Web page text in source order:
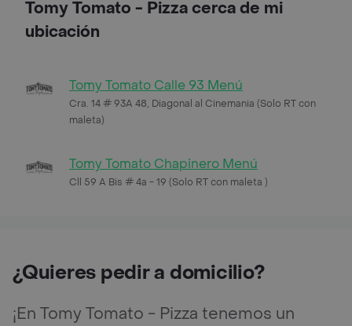
Tomy Tomato - Pizza cerca de mi
ubicación
Tomy Tomato Calle 93 Menú
Cra. 14 # 93A 48, Diagonal al Cinemania (Solo RT con
maleta)
Tomy Tomato Chapinero Menú
Cll 59 A Bis # 4a - 19 (Solo RT con maleta )
¿Quieres pedir a domicilio?
¡En Tomy Tomato - Pizza tenemos un